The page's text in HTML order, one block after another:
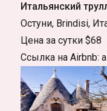
Итальянский
Остуни, Brindisi,
Цена за сутки $68
Ссылка на Airbnb: